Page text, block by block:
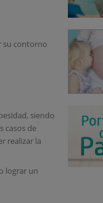
su contorno
siendo
casos de
realizar la
lograr un